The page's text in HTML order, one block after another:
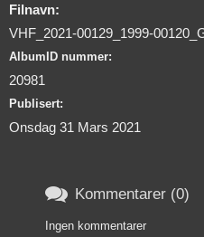
Filnavn:
VHF_2021-00129_1999-
AlbumID nummer:
20981
Publisert:
Onsdag 31 Mars 2021
 Kommentarer (0)
Ingen kommentarer